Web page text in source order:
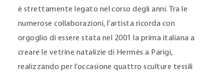
è strettamente legato nel corso degli anni. Tra le
numerose collaborazioni, l’artista ricorda con
orgoglio di essere stata nel 2001 la prima italiana a
creare le vetrine natalizie di Hermès a Parigi,
realizzando per l’occasione quattro sculture tessili